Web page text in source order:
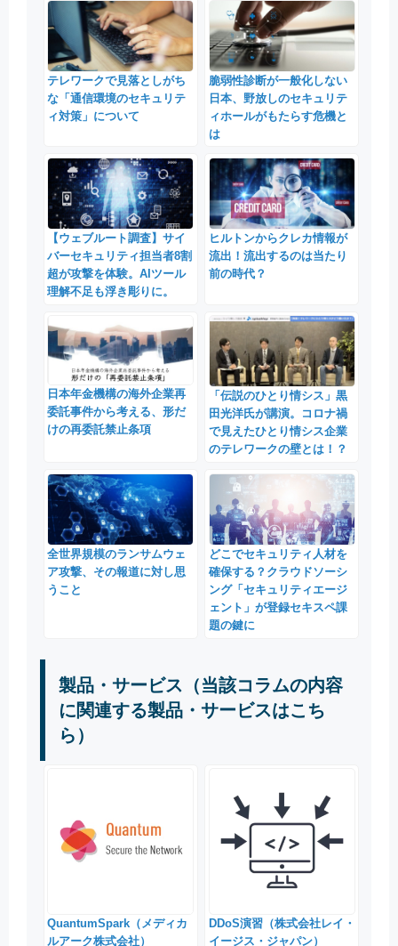
テレワークで見落としがち
な「通信環境のセキュリテ
ィ対策」について
脆弱性診断が一般化しない
日本、野放しのセキュリテ
ィホールがもたらす危機と
は
【ウェブルート調査】サイ
バーセキュリティ担当者8割
超が攻撃を体験。AIツール
理解不足も浮き彫りに。
ヒルトンからクレカ情報が
流出！流出するのは当たり
前の時代？
日本年金機構の海外企業再
委託事件から考える、形だ
けの再委託禁止条項
「伝説のひとり情シス」黒
田光洋氏が講演。コロナ禍
で見えたひとり情シス企業
のテレワークの壁とは！？
全世界規模のランサムウェ
ア攻撃、その報道に対し思
うこと
どこでセキュリティ人材を
確保する？クラウドソーシ
ング「セキュリティエージ
ェント」が登録セキスペ課
題の鍵に
製品・サービス（当該コラムの内容
に関連する製品・サービスはこち
ら）
QuantumSpark（メディカ
ルアーク株式会社）
DDoS演習（株式会社レイ・
イージス・ジャパン）